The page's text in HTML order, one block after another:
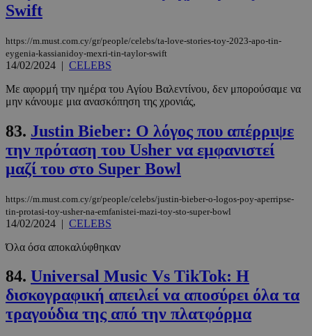
Swift
https://m.must.com.cy/gr/people/celebs/ta-love-stories-toy-2023-apo-tin-
eygenia-kassianidoy-mexri-tin-taylor-swift
14/02/2024 | CELEBS
Με αφορμή την ημέρα του Αγίου Βαλεντίνου, δεν μπορούσαμε να
μην κάνουμε μια ανασκόπηση της χρονιάς,
83. Justin Bieber: Ο λόγος που απέρριψε
την πρόταση του Usher να εμφανιστεί
μαζί του στο Super Bowl
https://m.must.com.cy/gr/people/celebs/justin-bieber-o-logos-poy-aperripse-
tin-protasi-toy-usher-na-emfanistei-mazi-toy-sto-super-bowl
14/02/2024 | CELEBS
Όλα όσα αποκαλύφθηκαν
84. Universal Music Vs TikTok: Η
δισκογραφική απειλεί να αποσύρει όλα τα
τραγούδια της από την πλατφόρμα
.pexels.com
LangCookie www.must.com.cy